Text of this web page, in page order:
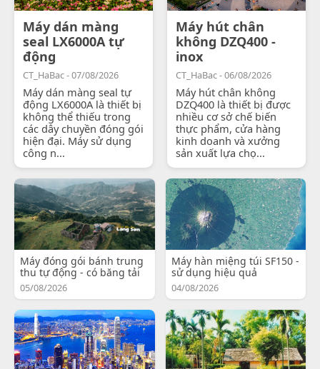
Máy dán màng
seal LX6000A tự
động
CT_HaBac - 07/08/2026
Máy dán màng seal tự
động LX6000A là thiết bị
không thể thiếu trong
các dây chuyền đóng gói
hiện đại. Máy sử dụng
công n...
Máy hút chân
không DZQ400 -
inox
CT_HaBac - 06/08/2026
Máy hút chân không
DZQ400 là thiết bị được
nhiều cơ sở chế biến
thực phẩm, cửa hàng
kinh doanh và xưởng
sản xuất lựa chọ...
Máy đóng gói bánh trung
thu tự động - có băng tải
05/08/2026
Máy hàn miệng túi SF150 -
sử dụng hiệu quả
04/08/2026